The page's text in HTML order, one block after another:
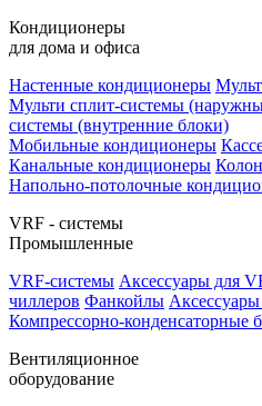
Кондиционеры
для дома и офиса
Настенные кондиционеры
Мульти сплит-системы
системы (внутренние блоки)
Мобильные кондиционеры
Канальные кондиционеры
Напольно-потолочные
VRF - системы
Промышленные
VRF-системы Аксессуары для
чиллеров Фанкойлы
Компрессорно-конденсаторные
Вентиляционное
оборудование